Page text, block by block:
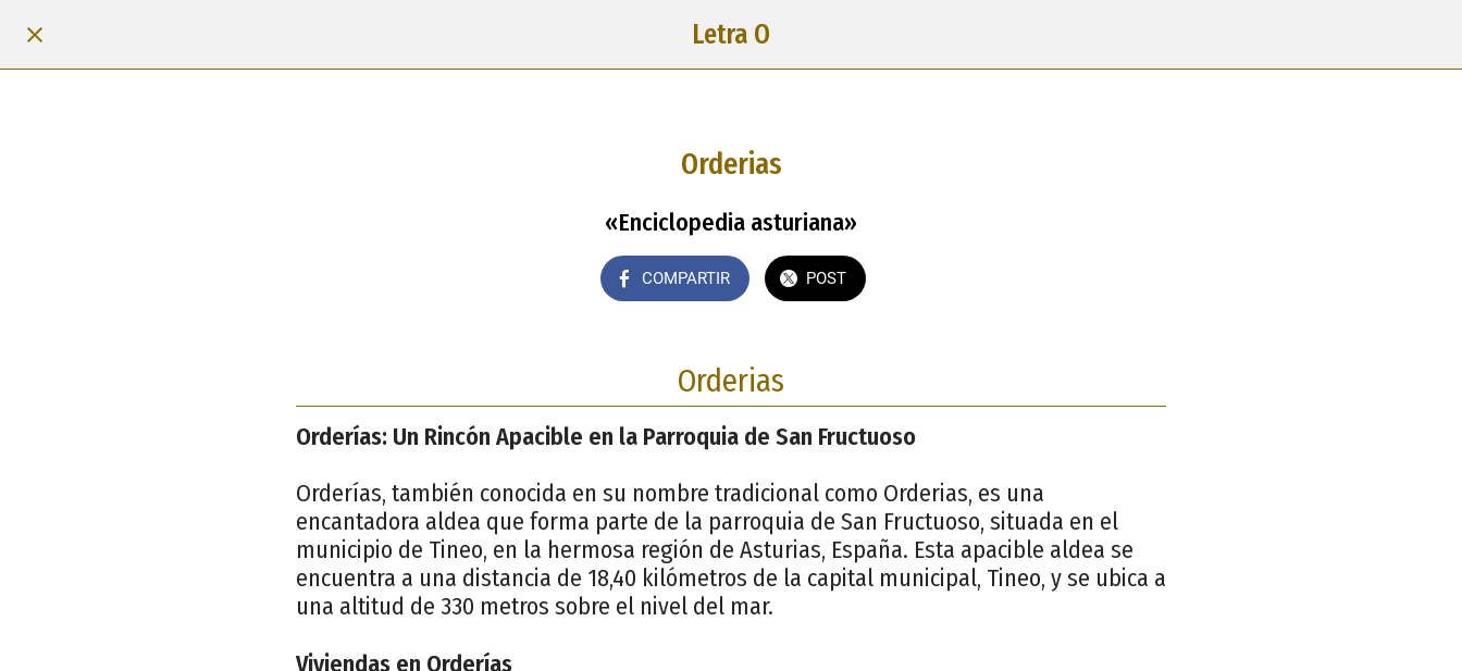
Letra O
Orderias
«Enciclopedia asturiana»
COMPARTIR POST
Orderias
Orderías: Un Rincón Apacible en la Parroquia de San Fructuoso
Orderías, también conocida en su nombre tradicional como Orderias, es una
encantadora aldea que forma parte de la parroquia de San Fructuoso, situada en el
municipio de Tineo, en la hermosa región de Asturias, España. Esta apacible aldea se
encuentra a una distancia de 18,40 kilómetros de la capital municipal, Tineo, y se ubica a
una altitud de 330 metros sobre el nivel del mar.
Viviendas en Orderías